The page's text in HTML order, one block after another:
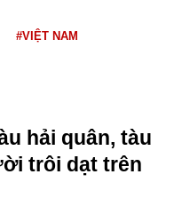
#VIỆT NAM
hải quân, tàu
trôi dạt trên